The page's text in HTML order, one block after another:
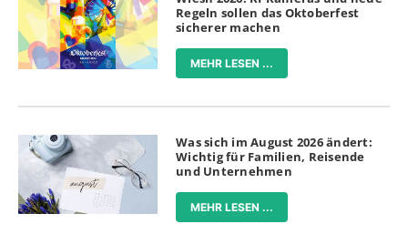
Regeln sollen das Oktoberfest
sicherer machen
MEHR LESEN ...
Was sich im August 2026 ändert:
Wichtig für Familien, Reisende
und Unternehmen
MEHR LESEN ...